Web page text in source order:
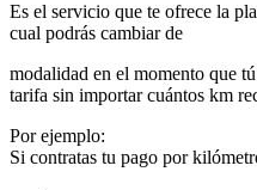
Es el servicio que te ofrece la
cual podrás cambiar de
modalidad en el momento que
tarifa sin importar cuántos km
Por ejemplo:
Si contratas tu pago por